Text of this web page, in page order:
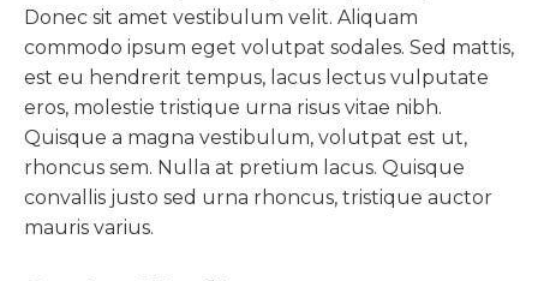
Donec sit amet vestibulum velit. Aliquam
commodo ipsum eget volutpat sodales. Sed mattis,
est eu hendrerit tempus, lacus lectus vulputate
eros, molestie tristique urna risus vitae nibh.
Quisque a magna vestibulum, volutpat est ut,
rhoncus sem. Nulla at pretium lacus. Quisque
convallis justo sed urna rhoncus, tristique auctor
mauris varius.